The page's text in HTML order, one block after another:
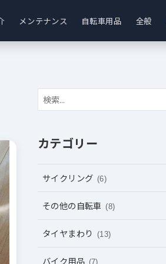
メンテナンス 自転車用品 全般
カテゴリー
サイクリング (6)
その他の自転車 (8)
タイヤまわり (13)
バイク用品 (7)